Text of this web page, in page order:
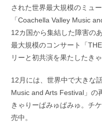
された世界最大規模のミュ
「Coachella Valley Music
12カ国から集結した障害の
最大規模のコンサート「
リーと初共演を果たしたき
12月には、世界中で大きな
Music and Arts Festival」の
きゃりーぱみゅぱみゅ。チ
売中。